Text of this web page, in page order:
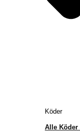
Köder
Alle Köder